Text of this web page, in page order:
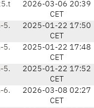
2026-03-06 20:39
CET
5.
2025-01-22 17:50
CET
5.
2025-01-22 17:48
CET
5.
2025-01-22 17:52
CET
6.
2026-03-08 02:27
CET